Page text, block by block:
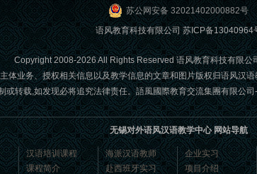
苏公网安备 32021402000882号
语风教育科技有限公司苏ICP备13040964
Copyright 2008-2026 All Rights Reserved 语风教育科技有限公
体业务、授权相关信息以及教学信息的文章和图片版权归语风汉
或转载,如发现必将追究法律责任。語風國際教育交流集團有限公
无锡对外语风汉语教学中心 网站导航
汉语培训课程
课程简介
海派汉语教师
赴西班牙实习
企业实习
项目介绍